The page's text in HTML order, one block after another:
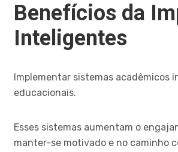
Benefícios da
Inteligentes
Implementar sistemas acadêmicos
educacionais.
Esses sistemas aumentam o
manter-se motivado e no caminho